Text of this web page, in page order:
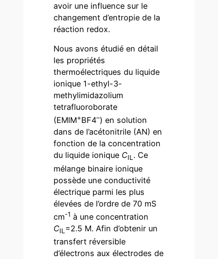
avoir une influence sur le
changement d’entropie de la
réaction redox.
Nous avons étudié en détail
les propriétés
thermoélectriques du liquide
ionique 1-ethyl-3-
methylimidazolium
tetrafluoroborate
(EMIM+BF4–) en solution
dans de l’acétonitrile (AN) en
fonction de la concentration
du liquide ionique CIL. Ce
mélange binaire ionique
possède une conductivité
électrique parmi les plus
élevées de l’ordre de 70 mS
cm-1 à une concentration
CIL =2.5 M. Afin d’obtenir un
transfert réversible
d’électrons aux électrodes de